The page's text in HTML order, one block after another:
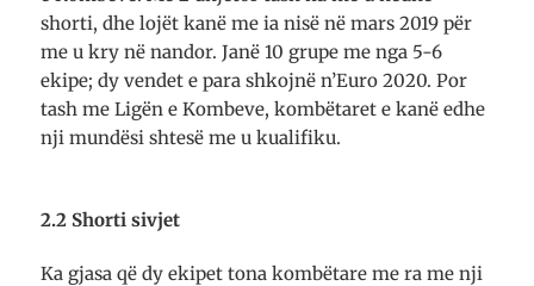
shorti, dhe lojët kanë me ia nisë në mars 2019 për
me u kry në nandor. Janë 10 grupe me nga 5-6
ekipe; dy vendet e para shkojnë n’Euro 2020. Por
tash me Ligën e Kom­beve, kombëtaret e kanë edhe
nji mundësi shtesë me u kualifiku.
2.2 Shorti sivjet
Ka gjasa që dy ekipet tona kombëtare me ra me nji